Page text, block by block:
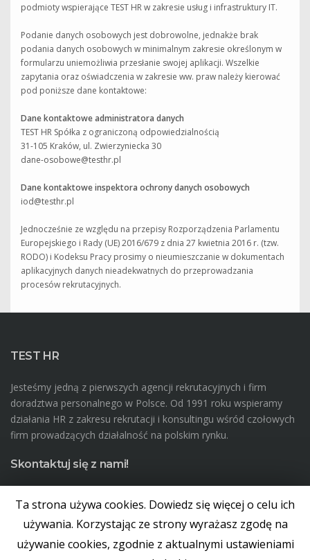
podmioty wspierające TEST HR w zakresie usług i infrastruktury IT.
Podanie danych osobowych jest dobrowolne, jednakże brak
podania danych osobowych w minimalnym zakresie określonym w
formularzu uniemożliwia przesłanie swojej aplikacji. Wszelkie
zapytania oraz oświadczenia w zakresie ww. praw należy kierować
pod poniższe dane kontaktowe:
Dane kontaktowe administratora danych
TEST HR Spółka z ograniczoną odpowiedzialnością
31-105 Kraków, ul. Zwierzyniecka 30
dane-osobowe@testhr.pl
Dane kontaktowe inspektora ochrony danych osobowych
iod@testhr.pl
Jednocześnie ze względu na przepisy Rozporządzenia Parlamentu
Europejskiego i Rady (UE) 2016/679 z dnia 27 kwietnia 2016 r. (tzw.
RODO) i Kodeksu Pracy prosimy o nieumieszczanie w dokumentach
aplikacyjnych danych nieadekwatnych do przeprowadzania
procesów rekrutacyjnych.
TEST HR
Jesteśmy jedną z pierwszych agencji rekrutacyjnych i firm
doradztwa personalnego w Polsce. Od 1991 roku wspieramy
działania HR z zakresu rekrutacji i konsultingu wśród czołowych
firm prowadzących działalność na polskim rynku.
Skontaktuj się z nami!
hello@testhr.pl
ul. Zwierzyniecka 30, Kraków
08:00 - 16:00
Ta strona używa cookies. Dowiedz się więcej o celu ich
używania. Korzystając ze strony wyrażasz zgodę na
używanie cookies, zgodnie z aktualnymi ustawieniami